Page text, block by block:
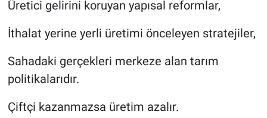
Üretici gelirini koruyan yapısal reformlar,
İthalat yerine yerli üretimi önceleyen stratejiler,
Sahadaki gerçekleri merkeze alan tarım
politikalarıdır.
Çiftçi kazanmazsa üretim azalır.